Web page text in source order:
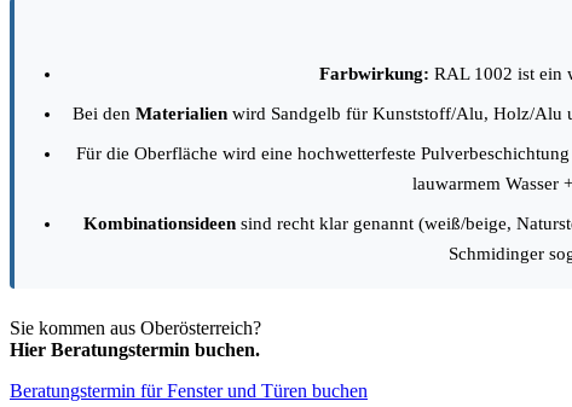
Farbwirkung: RAL 1002 ist ein
Bei den Materialien wird Sandgelb für Kunststoff/Alu, Holz/Alu
Für die Oberfläche wird eine hochwetterfeste
lauwarmem Wasser
Kombinationsideensind recht klar genannt (weiß/beige,
Schmidinger
Sie kommen aus Oberösterreich?
Hier Beratungstermin buchen.
Beratungstermin für Fenster und Türen buchen